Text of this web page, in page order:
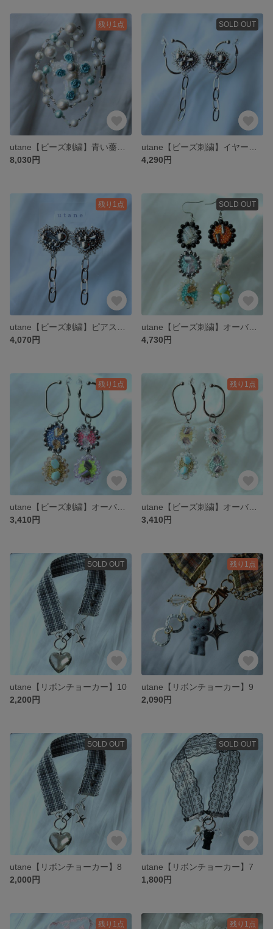
残り1点
8,030円
SOLD OUT
4,290円
残り1点
4,070円
SOLD OUT
4,730円
残り1点
3,410円
残り1点
3,410円
SOLD OUT
utane【リボンチョーカー】10
2,200円
残り1点
utane【リボンチョーカー】9
2,090円
SOLD OUT
utane【リボンチョーカー】8
2,000円
SOLD OUT
utane【リボンチョーカー】7
1,800円
残り1点 残り1点